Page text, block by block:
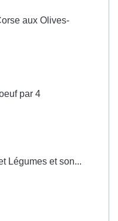
aux Olives-
par 4
Légumes et son...